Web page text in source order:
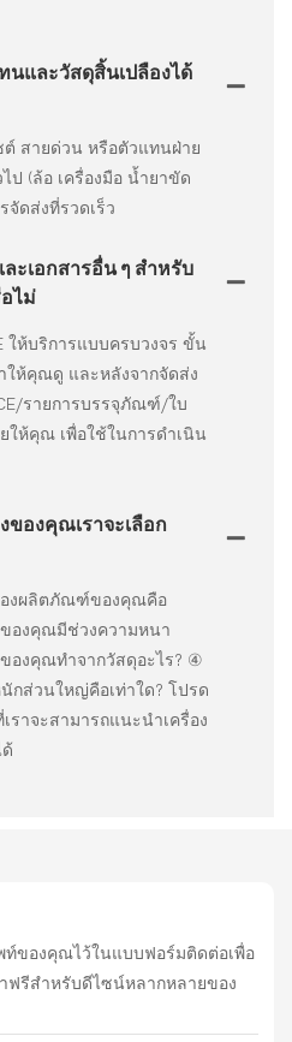
และวัสดุสิ้นเปลืองได้
สายด่วน หรือตัวแทนฝ่าย
ป (ล้อ เครื่องมือ น้ำยาขัด
จัดส่งที่รวดเร็ว
ละเอกสารอื่น ๆ สำหรับ
ไม่
ให้บริการแบบครบวงจร ขั้น
ให้คุณดู และหลังจากจัดส่ง
รายการบรรจุภัณฑ์/ใบ
ห้คุณ เพื่อใช้ในการดำเนิน
ของคุณเราจะเลือก
งผลิตภัณฑ์ของคุณคือ
องคุณมีช่วงความหนา
องคุณทำจากวัสดุอะไร? ④
กส่วนใหญ่คือเท่าใด? โปรด
เราจะสามารถแนะนำเครื่อง
ท์ของคุณไว้ในแบบฟอร์มติดต่อเพื่อ
ฟรีสำหรับดีไซน์หลากหลายของ